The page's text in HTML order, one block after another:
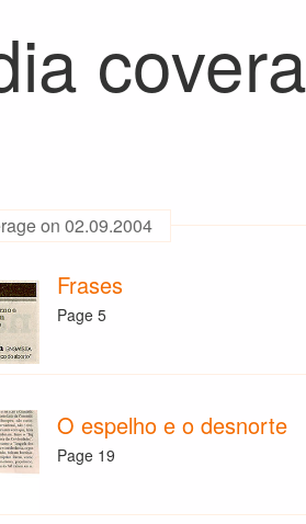
on 02.09.2004
Frases
Page 5
O espelho e o desnorte
Page 19